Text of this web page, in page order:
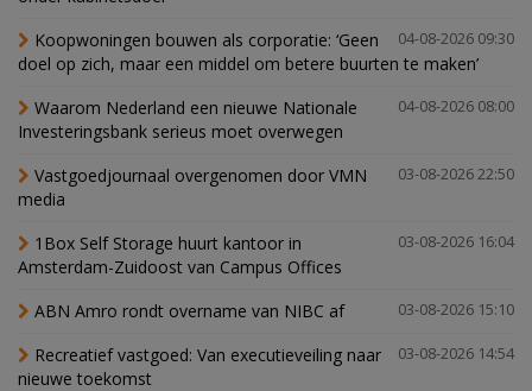
04-08-2026 09:30
Koopwoningen bouwen als corporatie: ‘Geen
doel op zich, maar een middel om betere buurten te maken’
04-08-2026 08:00
Waarom Nederland een nieuwe Nationale
Investeringsbank serieus moet overwegen
03-08-2026 22:50
Vastgoedjournaal overgenomen door VMN
media
03-08-2026 16:04
1Box Self Storage huurt kantoor in
Amsterdam-Zuidoost van Campus Offices
03-08-2026 15:10
ABN Amro rondt overname van NIBC af
03-08-2026 14:54
Recreatief vastgoed: Van executieveiling naar
nieuwe toekomst